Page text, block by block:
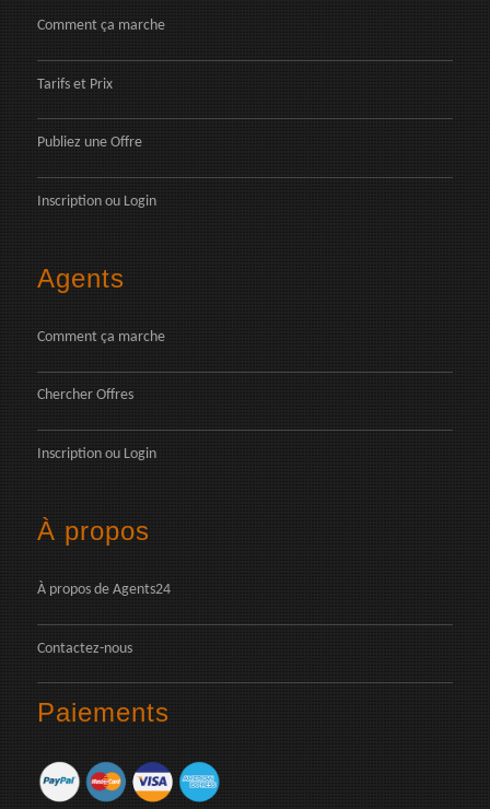
Comment ça marche
Tarifs et Prix
Publiez une Offre
Inscription ou Login
Agents
Comment ça marche
Chercher Offres
Inscription ou Login
À propos
À propos de Agents24
Contactez-nous
Paiements